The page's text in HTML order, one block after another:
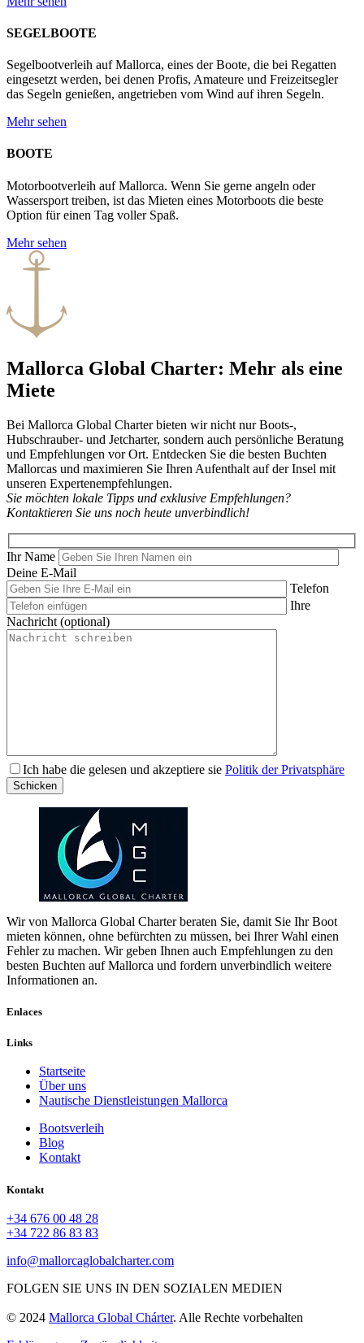
SEGELBOOTE
Segelbootverleih auf Mallorca, eines der Boote, die bei Regatten
eingesetzt werden, bei denen Profis, Amateure und Freizeitsegler
das Segeln genießen, angetrieben vom Wind auf ihren Segeln.
Mehr sehen
BOOTE
Motorbootverleih auf Mallorca. Wenn Sie gerne angeln oder
Wassersport treiben, ist das Mieten eines Motorboots die beste
Option für einen Tag voller Spaß.
Mehr sehen
Mallorca Global Charter: Mehr als eine
Miete
Bei Mallorca Global Charter bieten wir nicht nur Boots-,
Hubschrauber- und Jetcharter, sondern auch persönliche Beratung
und Empfehlungen vor Ort. Entdecken Sie die besten Buchten
Mallorcas und maximieren Sie Ihren Aufenthalt auf der Insel mit
unseren Expertenempfehlungen.
Sie möchten lokale Tipps und exklusive Empfehlungen?
Kontaktieren Sie uns noch heute unverbindlich!
Ihr Name
Deine E-Mail
Telefon
Ihre
Nachricht (optional)
Bitte
lasse
dieses
Ich habe die gelesen und akzeptiere sie Politik der Privatsphäre
Schicken
Wir von Mallorca Global Charter beraten Sie, damit Sie Ihr Boot
mieten können, ohne befürchten zu müssen, bei Ihrer Wahl einen
Fehler zu machen. Wir geben Ihnen auch Empfehlungen zu den
besten Buchten auf Mallorca und fordern unverbindlich weitere
Informationen an.
Enlaces
Links
Startseite
Über uns
Nautische Dienstleistungen Mallorca
Bootsverleih
Blog
Kontakt
Kontakt
+34 676 00 48 28
+34 722 86 83 83
info@mallorcaglobalcharter.com
FOLGEN SIE UNS IN DEN SOZIALEN MEDIEN
© 2024 Mallorca Global Chárter. Alle Rechte vorbehalten